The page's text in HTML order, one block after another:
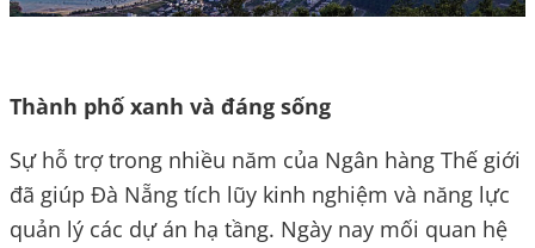
Thành phố xanh và đáng sống
Sự hỗ trợ trong nhiều năm của Ngân hàng Thế giới
đã giúp Đà Nẵng tích lũy kinh nghiệm và năng lực
quản lý các dự án hạ tầng. Ngày nay mối quan hệ